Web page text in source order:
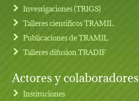
Investigaciones (TRIGS)
Talleres cientificos TRAMIL
Publicaciones de TRAMIL
Talleres difusion TRADIF
Actores y colaboradores
Instituciones